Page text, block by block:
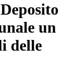
un
delle